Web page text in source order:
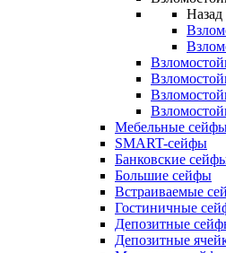
Назад
Мебельные
SMART-сейфы
Банковские
Большие сейфы
Встраиваемые
Гостиничные
Депозитные
Депозитные